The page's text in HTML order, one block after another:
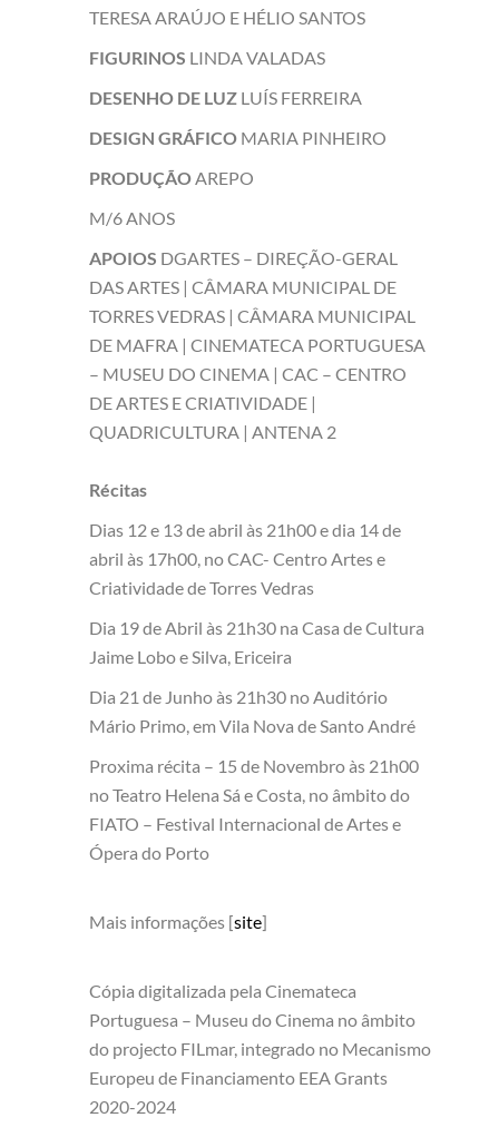
TERESA ARAÚJO E HÉLIO SANTOS
FIGURINOS LINDA VALADAS
DESENHO DE LUZ LUÍS FERREIRA
DESIGN GRÁFICO MARIA PINHEIRO
PRODUÇÃOAREPO
M/6 ANOS
APOIOS DGARTES – DIREÇÃO-GERAL
DAS ARTES | CÂMARA MUNICIPAL DE
TORRES VEDRAS | CÂMARA MUNICIPAL
DE MAFRA | CINEMATECA PORTUGUESA
– MUSEU DO CINEMA | CAC – CENTRO
DE ARTES E CRIATIVIDADE |
QUADRICULTURA | ANTENA 2
Récitas
Dias 12 e 13 de abril às 21h00 e dia 14 de
abril às 17h00, no CAC- Centro Artes e
Criatividade de Torres Vedras
Dia 19 de Abril às 21h30 na Casa de Cultura
Jaime Lobo e Silva, Ericeira
Dia 21 de Junho às 21h30 no Auditório
Mário Primo, em Vila Nova de Santo André
Proxima récita – 15 de Novembro às 21h00
no Teatro Helena Sá e Costa, no âmbito do
FIATO – Festival Internacional de Artes e
Ópera do Porto
Mais informações [site]
Cópia digitalizada pela Cinemateca
Portuguesa – Museu do Cinema no âmbito
do projecto FILmar, integrado no Mecanismo
Europeu de Financiamento EEA Grants
2020-2024